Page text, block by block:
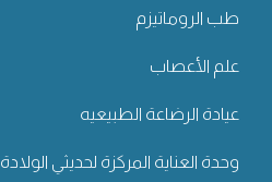
طب الروماتيزم
علم الأعصاب
عيادة الرضاعة الطبيعيه
وحدة العناية المركزة لحديثي الولادة